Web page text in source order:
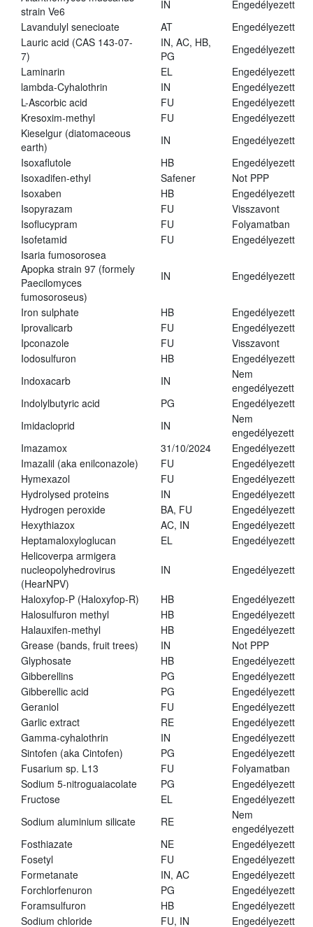
strain Ve6
IN
Engedélyezett
Lavandulyl senecioate
AT
Engedélyezett
Lauric acid (CAS 143-07-
7)
IN, AC, HB,
PG
Engedélyezett
Laminarin
EL
Engedélyezett
lambda-Cyhalothrin
IN
Engedélyezett
L-Ascorbic acid
FU
Engedélyezett
Kresoxim-methyl
FU
Engedélyezett
Kieselgur (diatomaceous
earth)
IN
Engedélyezett
Isoxaflutole
HB
Engedélyezett
Isoxadifen-ethyl
Safener
Not PPP
Isoxaben
HB
Engedélyezett
Isopyrazam
FU
Visszavont
Isoflucypram
FU
Folyamatban
Isofetamid
FU
Engedélyezett
Isaria fumosorosea
Apopka strain 97 (formely
Paecilomyces
fumosoroseus)
IN Engedélyezett
Iron sulphate HB
Engedélyezett
Iprovalicarb
FU
Engedélyezett
Ipconazole
FU
Visszavont
Iodosulfuron
HB
Engedélyezett
Indoxacarb
IN
Nem
engedélyezett
Indolylbutyric acid
PG
Engedélyezett
Imidacloprid
IN
Nem
engedélyezett
Imazamox
31/10/2024
Engedélyezett
Imazalil (aka enilconazole)
FU
Engedélyezett
Hymexazol
FU
Engedélyezett
Hydrolysed proteins
IN
Engedélyezett
Hydrogen peroxide
BA, FU
Engedélyezett
Hexythiazox
AC, IN
Engedélyezett
Heptamaloxyloglucan
EL
Engedélyezett
Helicoverpa armigera
nucleopolyhedrovirus
(HearNPV)
IN Engedélyezett
Haloxyfop-P (Haloxyfop-R) HB
Engedélyezett
Halosulfuron methyl
HB
Engedélyezett
Halauxifen-methyl
HB
Engedélyezett
Grease (bands, fruit trees)
IN
Not PPP
Glyphosate
HB
Engedélyezett
Gibberellins
PG
Engedélyezett
Gibberellic acid
PG
Engedélyezett
Geraniol
FU
Engedélyezett
Garlic extract
RE
Engedélyezett
Gamma-cyhalothrin
IN
Engedélyezett
Sintofen (aka Cintofen)
PG
Engedélyezett
Fusarium sp. L13
FU
Folyamatban
Sodium 5-nitroguaiacolate
PG
Engedélyezett
Fructose
EL
Engedélyezett
Sodium aluminium silicate
RE
Nem
engedélyezett
Fosthiazate
NE
Engedélyezett
Fosetyl
FU
Engedélyezett
Formetanate
IN, AC
Engedélyezett
Forchlorfenuron
PG
Engedélyezett
Foramsulfuron
HB
Engedélyezett
Sodium chloride
FU, IN
Engedélyezett